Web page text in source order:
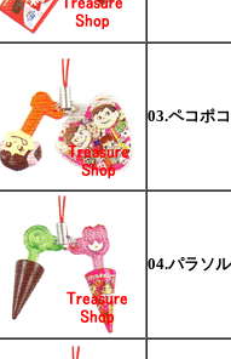
03.ペコポ
04.パラソ